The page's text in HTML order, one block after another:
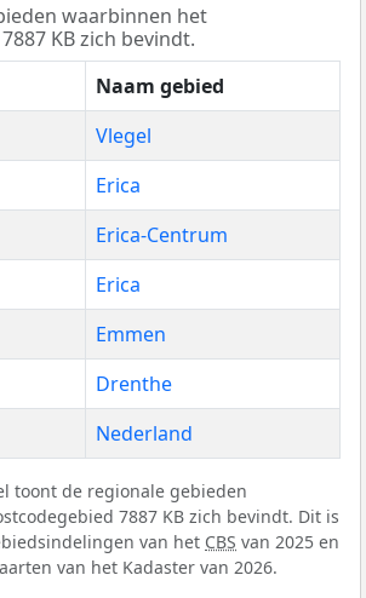
waarbinnen het
KB zich bevindt.
Naam gebied
Vlegel
Erica
Erica-Centrum
Erica
Emmen
Drenthe
Nederland
toont de regionale gebieden
7887 KB zich bevindt. Dit is
van het CBS van 2025 en
van het Kadaster van 2026.